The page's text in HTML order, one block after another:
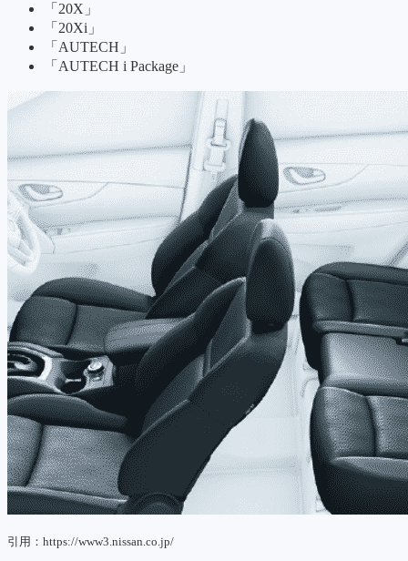
「20X」
「20Xi」
「AUTECH」
「AUTECH i Package」
引用：https://www3.nissan.co.jp/